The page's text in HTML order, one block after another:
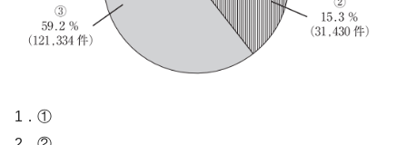
1．①